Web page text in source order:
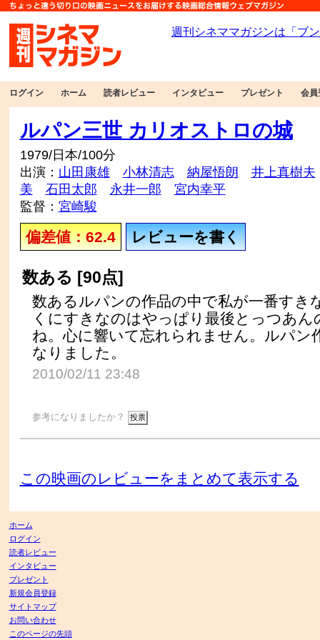
ログイン ホーム 読者レビュー インタビュー プレゼント 会員
ルパン三世 カリオストロの城
1979/日本/100分
出演： 山田康雄 小林清志 納屋悟朗
井上真樹夫
美
石田太郎 永井一郎
宮内幸平
監督： 宮崎駿
偏差値：62.4 レビューを書く
数ある [90点]
数あるルパンの作品の中で私が一番すき
くにすきなのはやっぱり最後とっつあん
ね。心に響いて忘れられません。ルパン
なりました。
2010/02/11 23:48
参考になりましたか？
この映画のレビューをまとめて表示する
ホーム
ログイン
読者レビュー
インタビュー
プレゼント
新規会員登録
サイトマップ
お問い合わせ
このページの先頭